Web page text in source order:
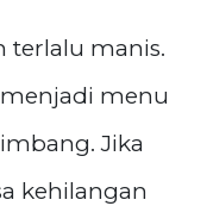
terlalu manis.
menu
Jika
kehilangan